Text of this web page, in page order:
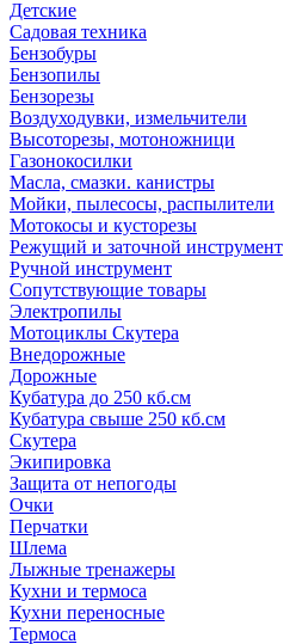
Детские
Садовая техника
Бензобуры
Бензопилы
Бензорезы
Воздуходувки, измельчители
Высоторезы, мотоножници
Газонокосилки
Масла, смазки. канистры
Мойки, пылесосы, распылители
Мотокосы и кусторезы
Режущий и заточной инструмент
Ручной инструмент
Сопутствующие товары
Электропилы
Мотоциклы Скутера
Внедорожные
Дорожные
Кубатура до 250 кб.см
Кубатура свыше 250 кб.см
Скутера
Экипировка
Защита от непогоды
Очки
Перчатки
Шлема
Лыжные тренажеры
Кухни и термоса
Кухни переносные
Термоса